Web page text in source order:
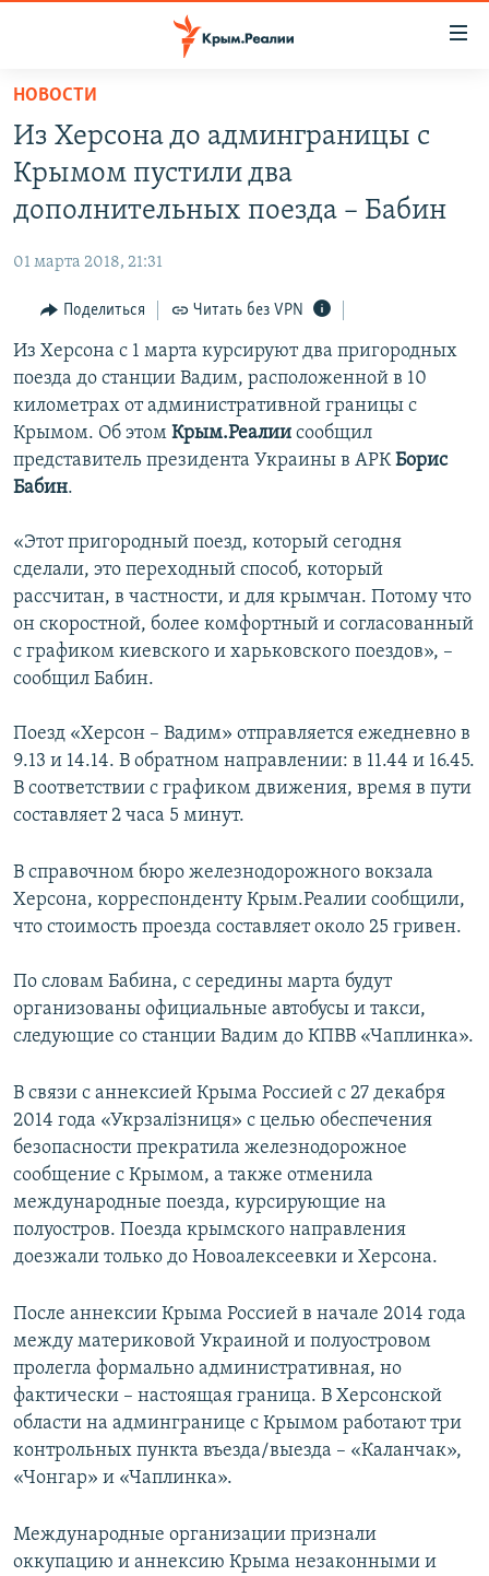
Вернуться
основному
содержанию
Вернутся
главной
навигации
Вернутся
поиску
СПЕЦПРОЕКТЫ
11 ЛЕТ ОККУПАЦИИ КРЫМА. 11 ИСТОРИЙ СОПРОТИВЛЕНИЯ
ВОДА
ЕЩЕ
ИНТЕРАКТИВ
ИНФОГРАФИКА
ТЕЛЕПРОЕКТ КРЫМ.РЕАЛИИ
СОВЕТЫ ПРАВОЗАЩИТНИКОВ
ПРОПАВШИЕ БЕЗ ВЕСТИ
КРЫМ.НЕПОКОРЕННЫЙ
ELIFBE
УКРАИНСКАЯ ПРОБЛЕМА КРЫМА
РАДІО СВОБОДА
КАК ОБОЙТИ БЛОКИРОВКУ
Українською
Qırımtatar
Все сайты RFE/RL
НОВОСТИ
Из Херсона до админграницы с
Крымом пустили два
дополнительных поезда – Бабин
01 марта 2018, 21:31
Поделиться Читать без VPN
Из Херсона с 1 марта курсируют два пригородных
поезда до станции Вадим, расположенной в 10
километрах от административной границы с
Крымом. Об этом Крым.Реалии сообщил
представитель президента Украины в АРКБорис
Бабин.
«Этот пригородный поезд, который сегодня
сделали, это переходный способ, который
рассчитан, в частности, и для крымчан. Потому что
он скоростной, более комфортный и согласованный
с графиком киевского и харьковского поездов», –
сообщил Бабин.
Поезд «Херсон – Вадим» отправляется ежедневно в
9.13 и 14.14. В обратном направлении: в 11.44 и 16.45.
В соответствии с графиком движения, время в пути
составляет 2 часа 5 минут.
В справочном бюро железнодорожного вокзала
Херсона, корреспонденту Крым.Реалии сообщили,
что стоимость проезда составляет около 25 гривен.
По словам Бабина, с середины марта будут
организованы официальные автобусы и такси,
следующие со станции Вадим до КПВВ «Чаплинка».
В связи с аннексией Крыма Россией с 27 декабря
2014 года «Укрзалізниця» с целью обеспечения
безопасности прекратила железнодорожное
сообщение с Крымом, а также отменила
международные поезда, курсирующие на
полуостров. Поезда крымского направления
доезжали только до Новоалексеевки и Херсона.
После аннексии Крыма Россией в начале 2014 года
между материковой Украиной и полуостровом
пролегла формально административная, но
фактически – настоящая граница. В Херсонской
области на админгранице с Крымом работают три
контрольных пункта въезда/выезда – «Каланчак»,
«Чонгар» и «Чаплинка».
Международные организации признали
оккупацию и аннексию Крыма незаконными и